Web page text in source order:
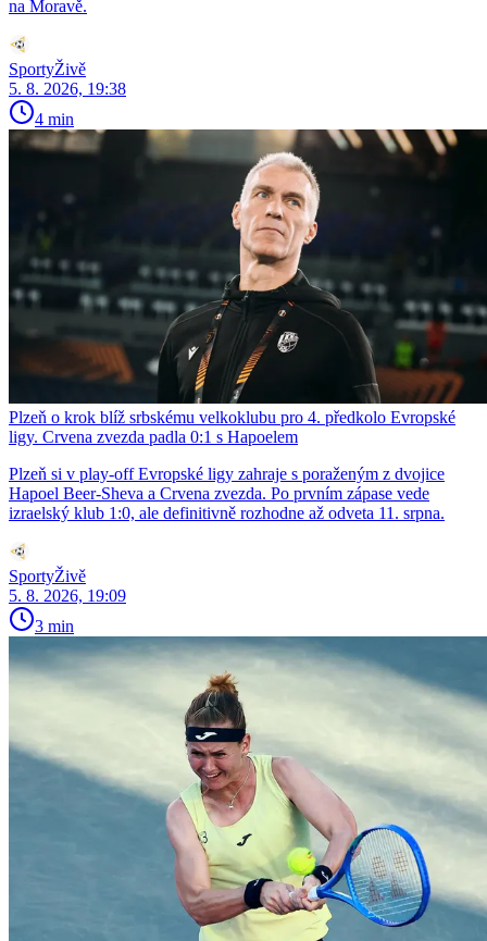
na Moravě.
SportyŽivě
5. 8. 2026, 19:38
4 min
Plzeň o krok blíž srbskému velkoklubu pro 4. předkolo Evropské
ligy. Crvena zvezda padla 0:1 s Hapoelem
Plzeň si v play-off Evropské ligy zahraje s poraženým z dvojice
Hapoel Beer-Sheva a Crvena zvezda. Po prvním zápase vede
izraelský klub 1:0, ale definitivně rozhodne až odveta 11. srpna.
SportyŽivě
5. 8. 2026, 19:09
3 min